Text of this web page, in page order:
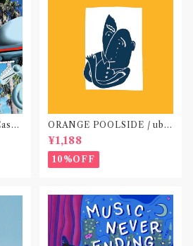
ORANGE POOLSIDE / ubu
(CD作品)〝神奈川・厚木〟
¥1,188
10%OFF